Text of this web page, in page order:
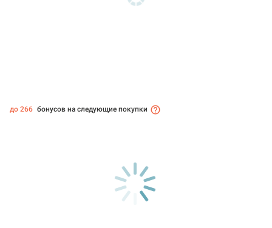
до 266 бонусов на следующие покупки